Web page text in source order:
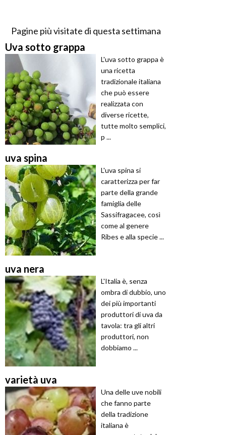
Pagine più visitate di questa settimana
Uva sotto grappa
L'uva sotto grappa è
una ricetta
tradizionale italiana
che può essere
realizzata con
diverse ricette,
tutte molto semplici,
p ...
uva spina
L'uva spina si
caratterizza per far
parte della grande
famiglia delle
Sassifragacee, così
come al genere
Ribes e alla specie ...
uva nera
L'Italia è, senza
ombra di dubbio, uno
dei più importanti
produttori di uva da
tavola: tra gli altri
produttori, non
dobbiamo ...
varietà uva
Una delle uve nobili
che fanno parte
della tradizione
italiana è